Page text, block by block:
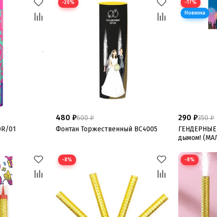
01
−20%
480 ₽600 ₽
Фонтан Торжественный ВС4005
−17%
290 ₽350 ₽
дымом!
−8% −8%